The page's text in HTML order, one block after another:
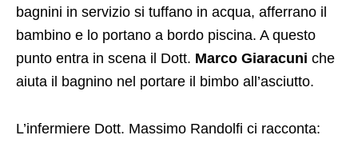
bagnini in servizio si tuffano in acqua, afferrano il
bambino e lo portano a bordo piscina. A questo
punto entra in scena il Dott. Marco Giaracuni che
aiuta il bagnino nel portare il bimbo all’asciutto.
L’infermiere Dott. Massimo Randolfi ci racconta: